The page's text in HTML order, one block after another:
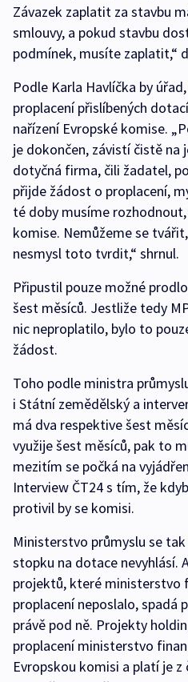
Závazek zaplatit za stavbu
smlouvy, a pokud stavbu
podmínek, musíte zaplatit,“
Podle Karla Havlíčka by
proplacení přislíbených
nařízení Evropské komise.
je dokončen, závistí čistě na
dotyčná firma, čili žadatel,
přijde žádost o proplacení,
té doby musíme
komise. Nemůžeme se
nesmysl toto tvrdit,“ shrnul.
Připustil pouze možné
šest měsíců. Jestliže tedy
nic neproplatilo, bylo to
žádost.
Toho podle ministra
i Státní zemědělský a
má dva respektive šest
využije šest měsíců, pak to
mezitím se počká na
Interview ČT24 s tím, že
protivil by se komisi.
Ministerstvo průmyslu se
stopku na dotace nevyhlásí.
projektů, které ministerstvo
proplacení neposlalo, spadá
právě pod ně. Projekty
proplacení ministerstvo
Evropskou komisi a platí je